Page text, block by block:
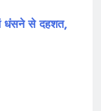
से दहशत,